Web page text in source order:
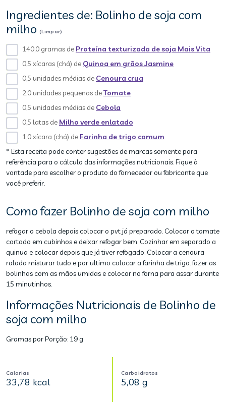
Ingredientes de: Bolinho de soja com
milho (Limpar)
140,0 gramas de Proteína texturizada de soja Mais Vita
0,5 xícaras (chá) de Quinoa em grãos Jasmine
0,5 unidades médias de Cenoura crua
2,0 unidades pequenas deTomate
0,5 unidades médias de Cebola
0,5 latas de Milho verde enlatado
1,0 xícara (chá) de Farinha de trigo comum
* Esta receita pode conter sugestões de marcas somente para
referência para o cálculo das informações nutricionais. Fique à
vontade para escolher o produto do fornecedor ou fabricante que
você preferir.
Como fazer Bolinho de soja com milho
refogar o cebola depois colocar o pvt já preparado. Colocar o tomate
cortado em cubinhos e deixar refogar bem. Cozinhar em separado a
quinua e colocar depois que já tiver refogado. Colocar a cenoura
ralada misturar tudo e por ultimo colocar a farinha de trigo. fazer as
bolinhas com as mãos umidas e colocar no forna para assar durante
15 minutinhos.
Informações Nutricionais de Bolinho de
soja com milho
Gramas por Porção: 19 g
Calorias
33,78 kcal
Carboidratos
5,08 g